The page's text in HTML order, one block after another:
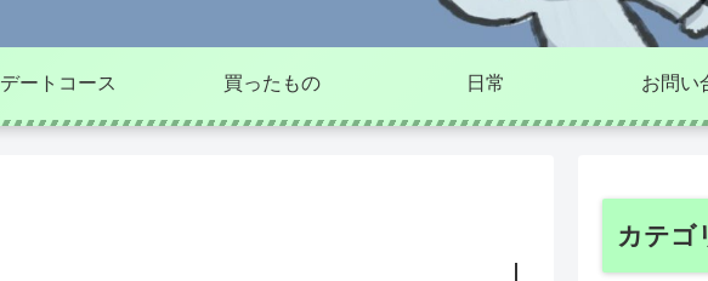
デートコース 買ったもの 日常 お問い
カテゴ